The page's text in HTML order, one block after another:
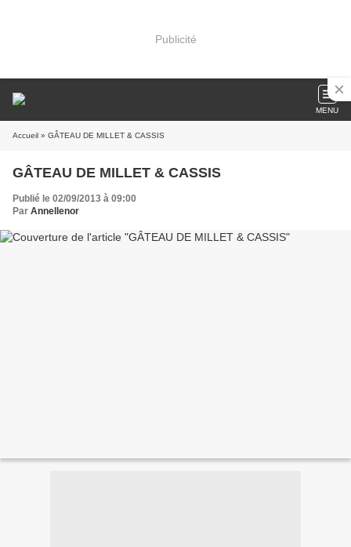
Publicité
MENU
Accueil » GÂTEAU DE MILLET & CASSIS
GÂTEAU DE MILLET & CASSIS
Publié le 02/09/2013 à 09:00
Par Annellenor